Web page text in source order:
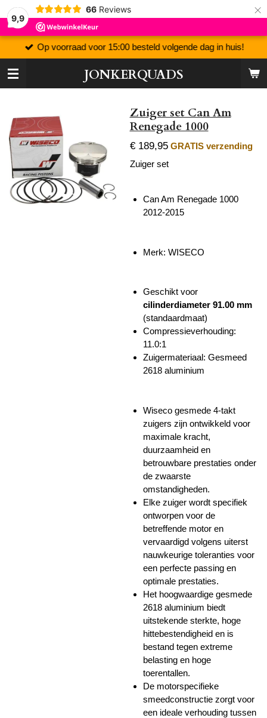
9,9
66 Reviews ×
JONKERQUADS
Op voorraad voor 15:00 besteld volgende dag in huis!
Zuiger set Can Am
Renegade 1000
€ 189,95 GRATIS verzending
Zuiger set
Can Am Renegade 1000
2012-2015
Merk: WISECO
Geschikt voor
cilinderdiameter 91.00 mm
(standaardmaat)
Compressieverhouding:
11.0:1
Zuigermateriaal: Gesmeed
2618 aluminium
Wiseco gesmede 4-takt
zuigers zijn ontwikkeld voor
maximale kracht,
duurzaamheid en
betrouwbare prestaties onder
de zwaarste
omstandigheden.
Elke zuiger wordt specifiek
ontworpen voor de
betreffende motor en
vervaardigd volgens uiterst
nauwkeurige toleranties voor
een perfecte passing en
optimale prestaties.
Het hoogwaardige gesmede
2618 aluminium biedt
uitstekende sterkte, hoge
hittebestendigheid en is
bestand tegen extreme
belasting en hoge
toerentallen.
De motorspecifieke
smeedconstructie zorgt voor
een ideale verhouding tussen